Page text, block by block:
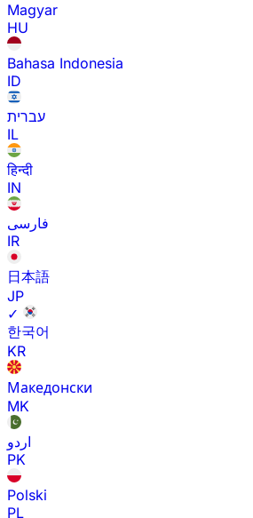
Magyar
HU
Bahasa Indonesia
ID
עברית
IL
हिन्दी
IN
فارسی
IR
日本語
JP
✓
한국어
KR
Македонски
MK
اردو
PK
Polski
PL